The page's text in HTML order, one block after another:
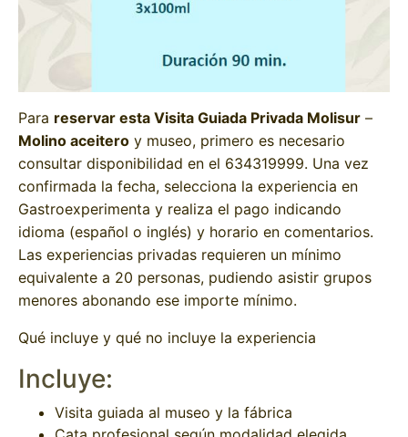
Para reservar esta Visita Guiada Privada Molisur –
Molino aceitero y museo, primero es necesario
consultar disponibilidad en el 634319999. Una vez
confirmada la fecha, selecciona la experiencia en
Gastroexperimenta y realiza el pago indicando
idioma (español o inglés) y horario en comentarios.
Las experiencias privadas requieren un mínimo
equivalente a 20 personas, pudiendo asistir grupos
menores abonando ese importe mínimo.
Qué incluye y qué no incluye la experiencia
Incluye:
Visita guiada al museo y la fábrica